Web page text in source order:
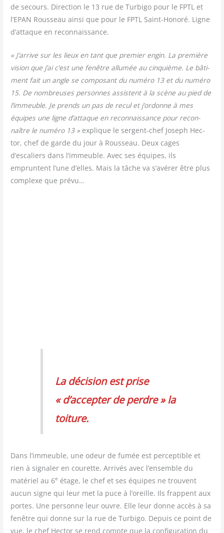
de secours. Direc­tion le 13 rue de Tur­bi­go pour le FPTL et
l’EPAN Rous­seau ain­si que pour le FPTL Saint-Hono­ré. Ligne
d’attaque en reconnaissance.
« J’arrive sur les lieux en tant que pre­mier engin. La pre­mière
vision que j’ai c’est une fenêtre allu­mée au cin­quième. Le bâti­
ment fait un angle se com­po­sant du numé­ro 13 et du numé­ro
15. De nom­breuses per­sonnes assistent à la scène au pied de
l’immeuble. Je prends un pas de recul et j’ordonne à mes
équipes une ligne d’attaque en recon­nais­sance pour recon­
naître le numé­ro 13 » explique le ser­gent-chef Joseph Hec­
tor, chef de garde du jour à Rous­seau. Deux cages
d’escaliers dans l’immeuble. Avec ses équipes, ils
empruntent l’une d’elles. Mais la tâche va s’avérer être plus
com­plexe que prévu…
La déci­sion est prise
« d’accepter de perdre » la
toiture.
Dans l’immeuble, une odeur de fumée est per­cep­tible et
rien à signa­ler en cou­rette. Arri­vés avec l’ensemble du
maté­riel au 6e étage, le chef et ses équipes ne trouvent
aucun signe qui leur met la puce à l’oreille. Ils frappent aux
portes. Une per­sonne leur ouvre. Elle leur donne accès à sa
fenêtre qui donne sur la rue de Tur­bi­go. Depuis ce point de
vue, le chef Hec­tor se rend compte que la confi­gu­ra­tion du